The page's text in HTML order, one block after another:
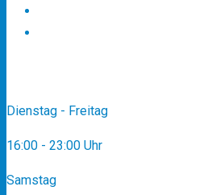
Dienstag - Freitag
16:00 - 23:00 Uhr
Samstag